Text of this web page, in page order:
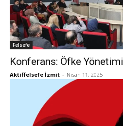
Felsefe
Konferans: Öfke Yönetimi
Aktiffelsefe İzmit - Nisan 11, 2025